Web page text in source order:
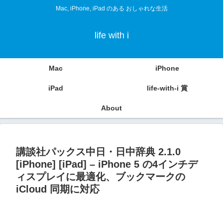
Mac, iPhone, iPad のある おしゃれな生活
life with i
Mac iPhone
iPad life-with-i 賞
About
講談社パックス中日・日中辞典 2.1.0
[iPhone] [iPad] – iPhone 5 の4インチデ
ィスプレイに最適化、ブックマークの
iCloud 同期に対応